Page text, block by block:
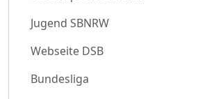
Jugend SBNRW
Webseite DSB
Bundesliga